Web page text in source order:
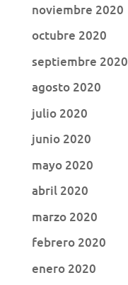
noviembre 2020
octubre 2020
septiembre 2020
agosto 2020
julio 2020
junio 2020
mayo 2020
abril 2020
marzo 2020
febrero 2020
enero 2020